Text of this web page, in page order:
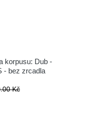
korpusu: Dub -
- bez zrcadla
Kč